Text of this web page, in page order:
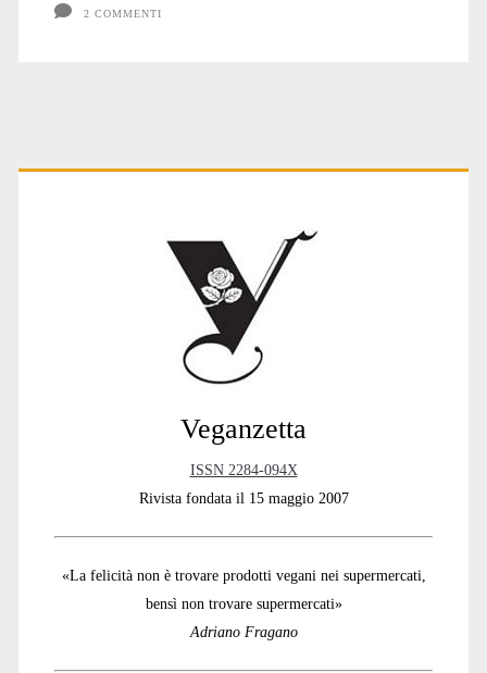
2 COMMENTI
Primary
Veganzetta
ISSN 2284-094X
Rivista fondata il 15 maggio 2007
«La felicità non è trovare prodotti vegani nei supermercati,
bensì non trovare supermercati»
Adriano Fragano